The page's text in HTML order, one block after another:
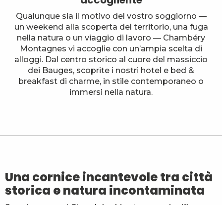
Qualunque sia il motivo del vostro soggiorno —
un weekend alla scoperta del territorio, una fuga
nella natura o un viaggio di lavoro — Chambéry
Montagnes vi accoglie con un’ampia scelta di
alloggi. Dal centro storico al cuore del massiccio
dei Bauges, scoprite i nostri hotel e bed &
breakfast di charme, in stile contemporaneo o
immersi nella natura.
L'herbier de la Clappe
La Maison Rouge
Hôtel des Princes
Una cornice incantevole tra città
storica e natura incontaminata